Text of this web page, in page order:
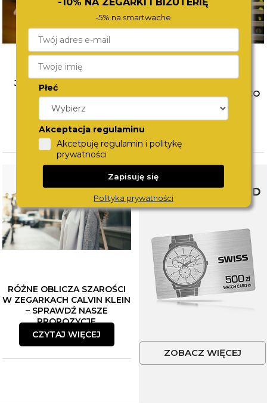
JAK ŁĄCZYĆ BIŻUTERIĘ?
POZNAJ SPOSOBY NA
MODNE STYLIZACJE
CZYTAJ WIĘCEJ
ZEGARKA DLA DZIECKA. CO
WZIĄĆ POD UWAGĘ?
RÓŻNE OBLICZA SZAROŚCI
W ZEGARKACH CALVIN KLEIN
– SPRAWDŹ NASZE
PROPOZYCJE
CZYTAJ WIĘCEJ
SWISS WATCHCARD
ZOBACZ WIĘCEJ
-5% na smartwache
Płeć
Akceptacja regulaminu
Akcetpuję regulamin i politykę
prywatności
Zapisuję się
Polityka prywatności